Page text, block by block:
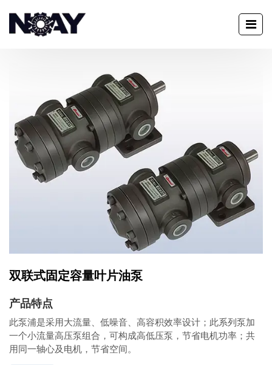
双联式固定容量叶片油泵
产品特点
此泵浦是采用大流量、低噪音、高容积效率设计；此系列泵加
一个小流量高压泵组合，可构成高低压泵，节省电机功率；共
用同一轴心及电机，节省空间。